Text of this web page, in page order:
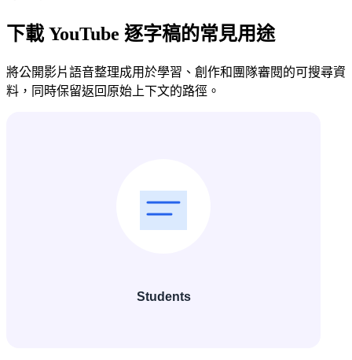
下載 YouTube 逐字稿的常見用途
將公開影片語音整理成用於學習、創作和團隊審閱的可搜尋資
料，同時保留返回原始上下文的路徑。